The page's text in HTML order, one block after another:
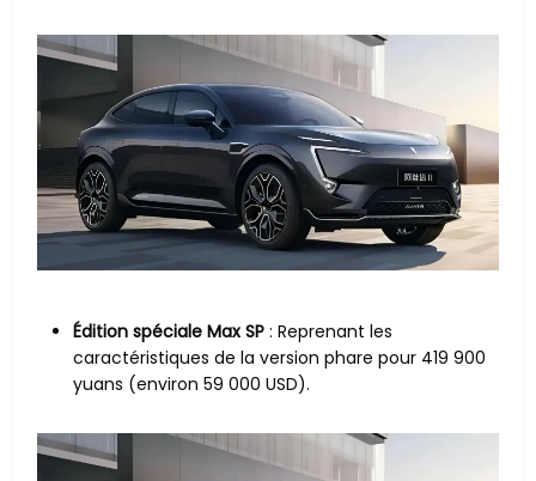
Édition spéciale Max SP : Reprenant les
caractéristiques de la version phare pour 419 900
yuans (environ 59 000 USD).